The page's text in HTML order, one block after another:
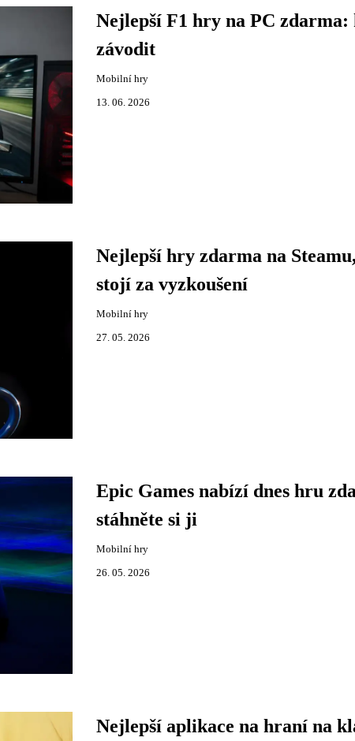
Nejlepší F1 hry na PC zdarma:
závodit
Mobilní hry
13. 06. 2026
Nejlepší hry zdarma na
stojí za vyzkoušení
Mobilní hry
27. 05. 2026
Epic Games nabízí dnes hru
stáhněte si ji
Mobilní hry
26. 05. 2026
Nejlepší aplikace na hraní na